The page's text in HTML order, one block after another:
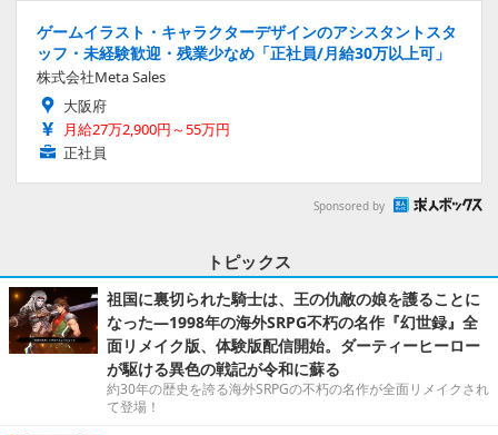
ゲームイラスト・キャラクターデザインのアシスタントスタ
ッフ・未経験歓迎・残業少なめ「正社員/月給30万以上可」
株式会社Meta Sales
大阪府
月給27万2,900円～55万円
正社員
Sponsored by
トピックス
祖国に裏切られた騎士は、王の仇敵の娘を護ることに
なった―1998年の海外SRPG不朽の名作『幻世録』全
面リメイク版、体験版配信開始。ダーティーヒーロー
が駆ける異色の戦記が令和に蘇る
約30年の歴史を誇る海外SRPGの不朽の名作が全面リメイクされ
て登場！